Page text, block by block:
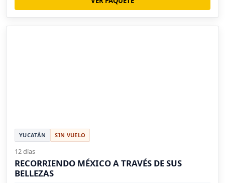
YUCATÁN SIN VUELO
12 días
RECORRIENDO MÉXICO A TRAVÉS DE SUS
BELLEZAS